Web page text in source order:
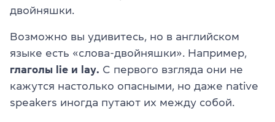
двойняшки.
Возможно вы удивитесь, но в английском
языке есть «слова-двойняшки». Например,
глаголы lie и lay. С первого взгляда они не
кажутся настолько опасными, но даже native
speakers иногда путают их между собой.